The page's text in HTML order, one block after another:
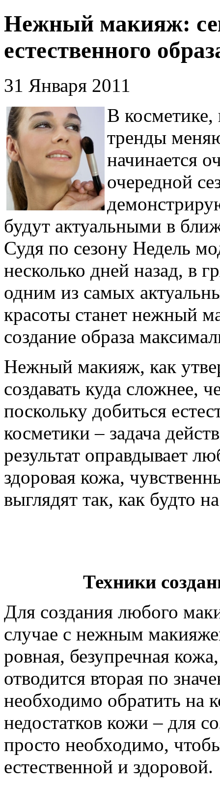
Нежный макияж:
естественного
31 Января 2011
В
тренды
начинается
очередной
будут актуальными в
Судя по сезону Недель
несколько дней назад, в
одним из самых
красоты станет нежный
создание образа
Нежный макияж, как
создавать куда сложнее,
поскольку добиться
косметики – задача
результат оправдывает
здоровая кожа,
выглядят так, как будто
Техники
Для создания любого
случае с нежным
ровная, безупречная
отводится вторая по
необходимо обратить
недостатков кожи – для
просто необходимо,
естественной и здоровой.